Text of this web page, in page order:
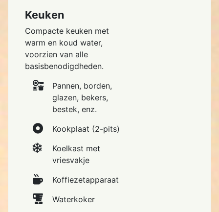
Keuken
Compacte keuken met
warm en koud water,
voorzien van alle
basisbenodigdheden.
Pannen, borden,
glazen, bekers,
bestek, enz.
Kookplaat (2-pits)
Koelkast met
vriesvakje
Koffiezetapparaat
Waterkoker